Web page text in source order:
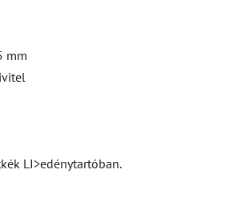
mm
LI>edénytartóban.